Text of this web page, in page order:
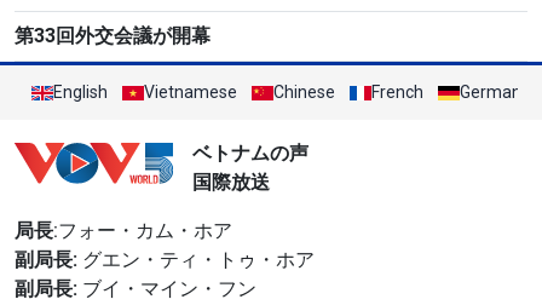
第33回外交会議が開幕
English Vietnamese Chinese French German
ベトナムの声
国際放送
局長:フォー・カム・ホア
副局長: グエン・ティ・トゥ・ホア
副局長: ブイ・マイン・フン